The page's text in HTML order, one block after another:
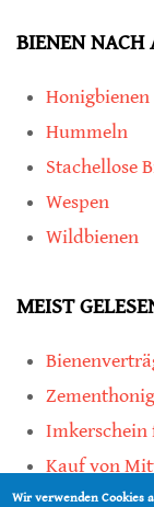
BIENEN NACH
Honigbienen
Hummeln
Stachellose
Wespen
Wildbienen
MEIST
Imkerschein
Kauf von
Wir verwenden Cookies